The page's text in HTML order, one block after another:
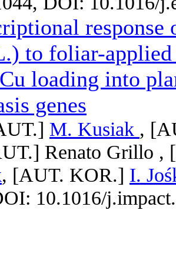
to foliar-
loading into
genes
M. Kusiak ,
Renato Grillo ,
, [AUT. KOR.] I.
10.1016/